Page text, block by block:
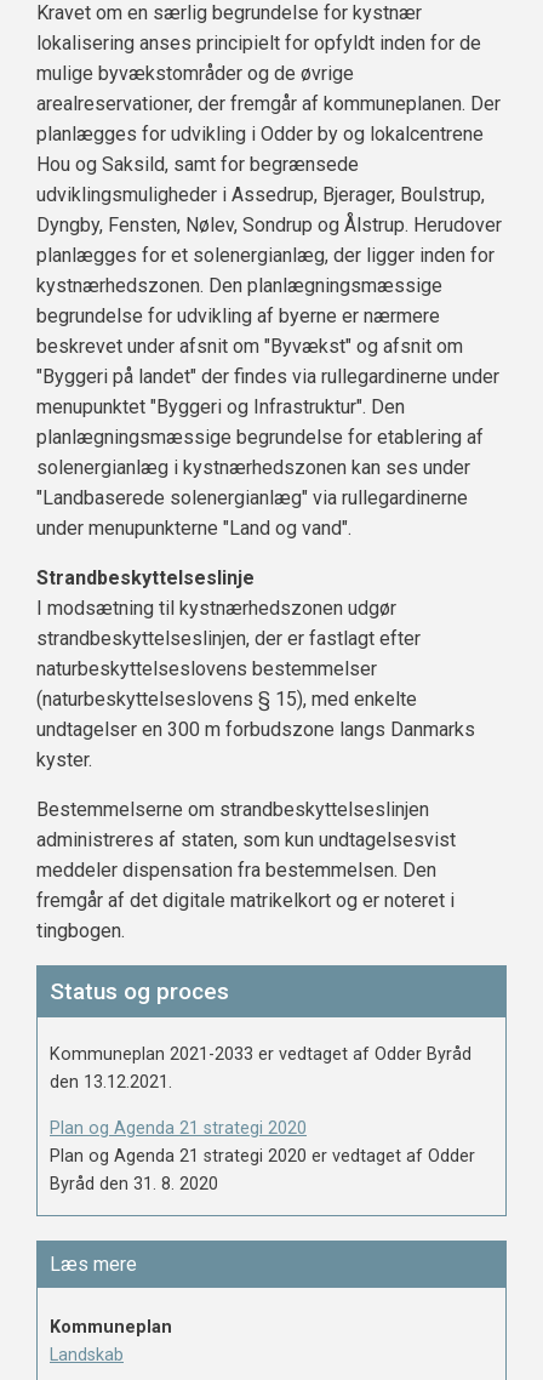
Kravet om en særlig begrundelse for kystnær
lokalisering anses principielt for opfyldt inden for de
mulige byvækstområder og de øvrige
arealreservationer, der fremgår af kommuneplanen. Der
planlægges for udvikling i Odder by og lokalcentrene
Hou og Saksild, samt for begrænsede
udviklingsmuligheder i Assedrup, Bjerager, Boulstrup,
Dyngby, Fensten, Nølev, Sondrup og Ålstrup. Herudover
planlægges for et solenergianlæg, der ligger inden for
kystnærhedszonen. Den planlægningsmæssige
begrundelse for udvikling af byerne er nærmere
beskrevet under afsnit om "Byvækst" og afsnit om
"Byggeri på landet" der findes via rullegardinerne under
menupunktet "Byggeri og Infrastruktur". Den
planlægningsmæssige begrundelse for etablering af
solenergianlæg i kystnærhedszonen kan ses under
"Landbaserede solenergianlæg" via rullegardinerne
under menupunkterne "Land og vand".
Strandbeskyttelseslinje
I modsætning til kystnærhedszonen udgør
strandbeskyttelseslinjen, der er fastlagt efter
naturbeskyttelseslovens bestemmelser
(naturbeskyttelseslovens § 15), med enkelte
undtagelser en 300 m forbudszone langs Danmarks
kyster.
Bestemmelserne om strandbeskyttelseslinjen
administreres af staten, som kun undtagelsesvist
meddeler dispensation fra bestemmelsen. Den
fremgår af det digitale matrikelkort og er noteret i
tingbogen.
Status og proces
Kommuneplan 2021-2033 er vedtaget af Odder Byråd
den 13.12.2021.
Plan og Agenda 21 strategi 2020
Plan og Agenda 21 strategi 2020 er vedtaget af Odder
Byråd den 31. 8. 2020
Læs mere
Kommuneplan
Landskab